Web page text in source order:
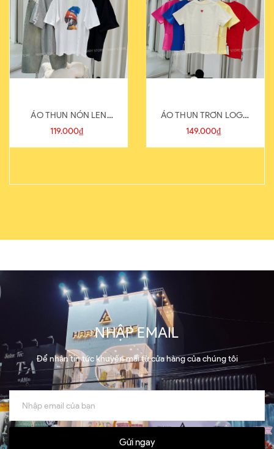
ÁO THUN NÓN LEN
821-1
119.000₫
ÁO THUN TRƠN LOGO
SAU
149.000₫
NHẬP EMAIL
Để nhận tin tức khuyến mãi từ cửa hàng của chúng tôi
Gửi ngay